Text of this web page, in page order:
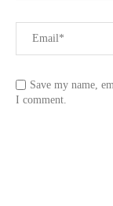
Save my name,
I comment.